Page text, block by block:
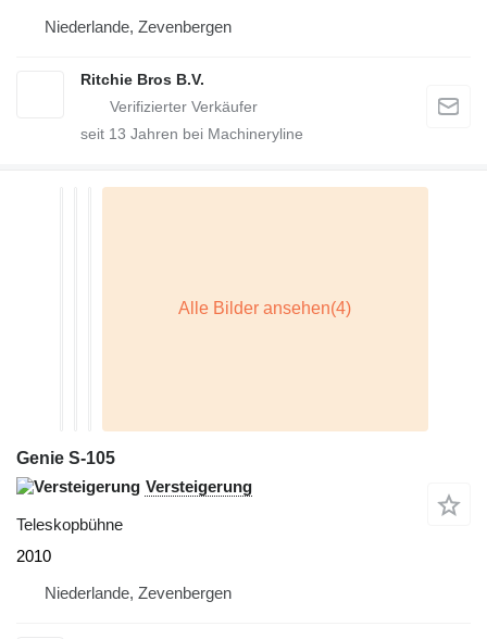
Niederlande, Zevenbergen
Ritchie Bros B.V.
seit 13 Jahren bei Machineryline
Genie S-105
Versteigerung
Teleskopbühne
2010
Niederlande, Zevenbergen